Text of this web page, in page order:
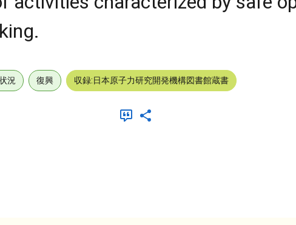
況 復興 収録:日本原子力研究開発機構図書館蔵書